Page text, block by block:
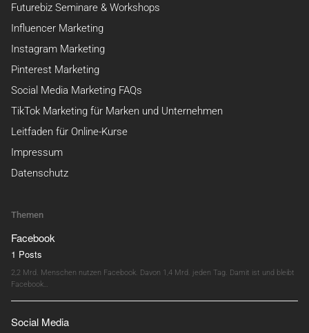
Futurebiz Seminare & Workshops
Influencer Marketing
Instagram Marketing
Pinterest Marketing
Social Media Marketing FAQs
TikTok Marketing für Marken und Unternehmen
Leitfaden für Online-Kurse
Impressum
Datenschutz
Themen
Facebook
1 Posts
2,2 Mrd. Menschen nutzen Facebook. Davon 1,4 Mrd. jeden Tag. Damit ist und bleibt
Facebook…
Social Media